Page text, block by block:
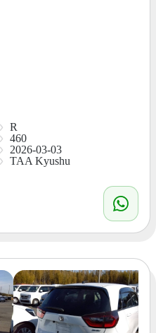
R
460
2026-03-03
TAA Kyushu